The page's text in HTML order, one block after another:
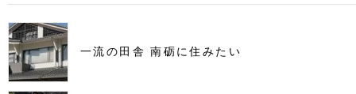
一流の田舎 南砺に住みたい